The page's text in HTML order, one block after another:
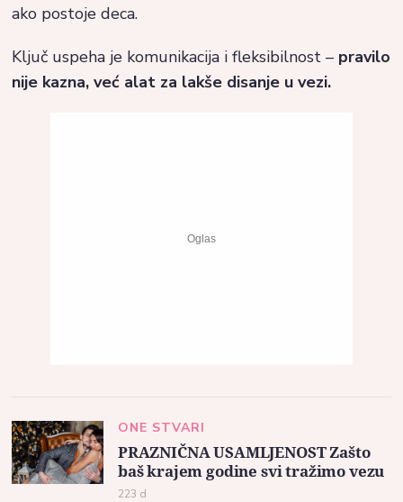
ako postoje deca.
Ključ uspeha je komunikacija i fleksibilnost – pravilo
nije kazna, već alat za lakše disanje u vezi.
ONE STVARI
PRAZNIČNA USAMLJENOST Zašto
baš krajem godine svi tražimo vezu
223 d